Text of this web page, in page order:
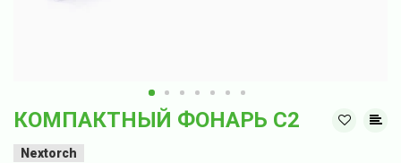
КОМПАКТНЫЙ ФОНАРЬ C2
Nextorch